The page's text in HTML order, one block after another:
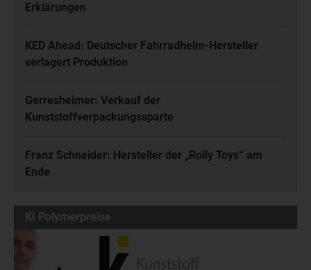
Erklärungen
KED Ahead: Deutscher Fahrradhelm-Hersteller
verlagert Produktion
Gerresheimer: Verkauf der
Kunststoffverpackungssparte
Franz Schneider: Hersteller der „Rolly Toys“ am
Ende
KI Polymerpreise